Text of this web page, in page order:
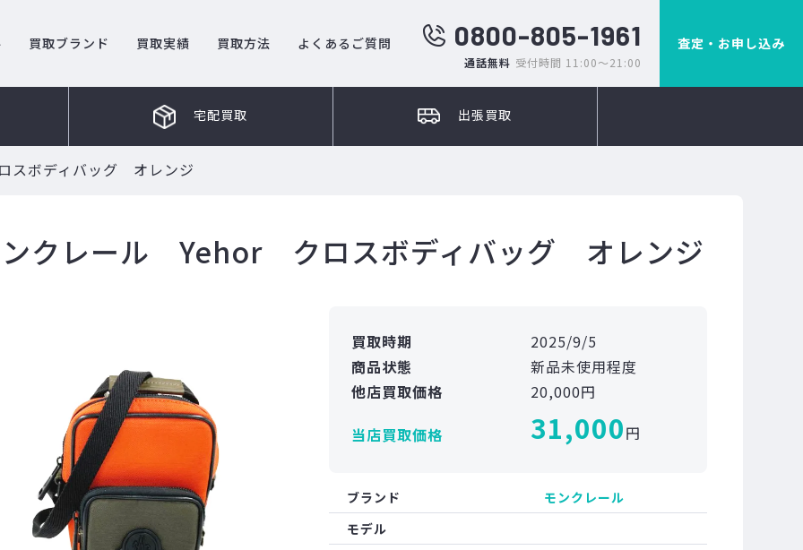
買取ブランド 買取実績 買取方法 よくあるご質問 0800-805-1961
通話無料 受付時間 11:00～21:00
査定・お申し込み
宅配買取 出張買取
ボディバッグ オレンジ
クレール Yehor クロスボディバッグ オレンジ
買取時期
2025/9/5
商品状態
新品未使用程度
他店買取価格
20,000円
当店買取価格
31,000円
ブランド
モンクレール
モデル